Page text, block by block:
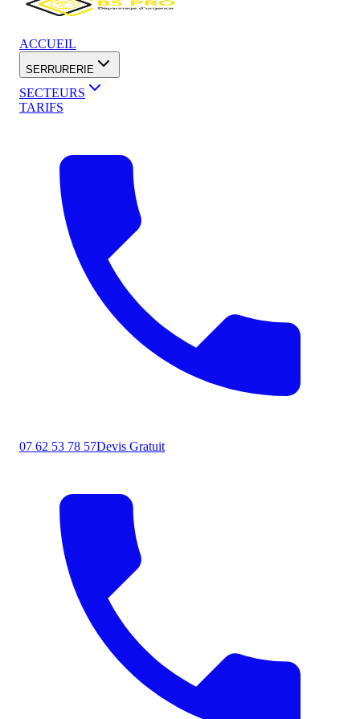
ACCUEIL
SERRURERIE
SECTEURS
TARIFS
07 62 53 78 57Devis Gratuit